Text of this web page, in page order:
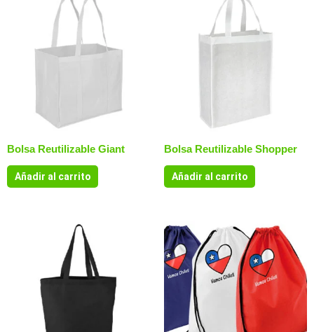
Bolsa Reutilizable Giant
Añadir al carrito
Bolsa Reutilizable Shopper
Añadir al carrito